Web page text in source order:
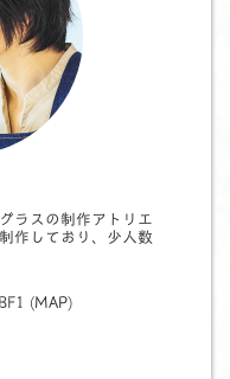
ラスの制作アトリエ
作しており、少人数
(MAP)